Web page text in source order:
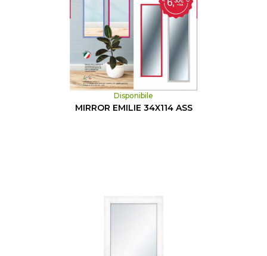
Disponibile
MIRROR EMILIE 34X114 ASS